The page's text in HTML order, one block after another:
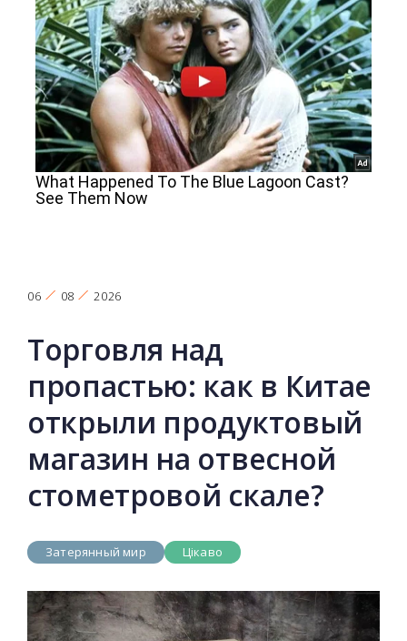
06 08 2026
Торговля над
пропастью: как в Китае
открыли продуктовый
магазин на отвесной
стометровой скале?
Затерянный мир Цікаво